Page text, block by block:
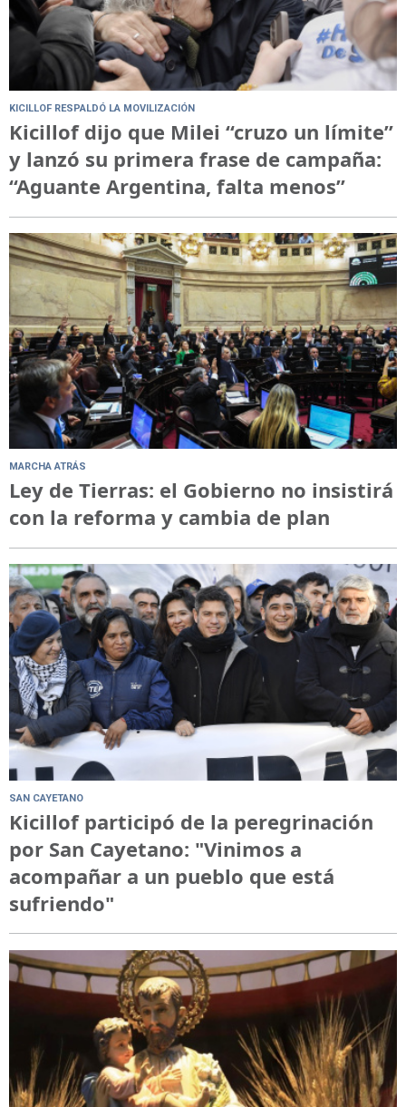
KICILLOF RESPALDÓ LA MOVILIZACIÓN
Kicillof dijo que Milei “cruzo un límite”
y lanzó su primera frase de campaña:
“Aguante Argentina, falta menos”
MARCHA ATRÁS
Ley de Tierras: el Gobierno no insistirá
con la reforma y cambia de plan
SAN CAYETANO
Kicillof participó de la peregrinación
por San Cayetano: "Vinimos a
acompañar a un pueblo que está
sufriendo"